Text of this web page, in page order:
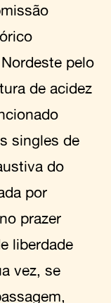
pelo
de acidez
singles de
do
por
prazer
liberdade
vez, se